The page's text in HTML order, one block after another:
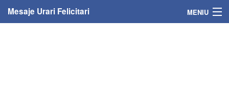
Mesaje Urari Felicitari MENIU